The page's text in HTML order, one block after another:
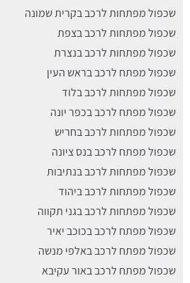
שכפול מפתחות לרכב בקרית שמונה
שכפול מפתחות לרכב בצפת
שכפול מפתחות לרכב בנצרת
שכפול מפתח לרכב בראש העין
שכפול מפתחות לרכב בלוד
שכפול מפתח לרכב בכפר יונה
שכפול מפתחות לרכב בחריש
שכפול מפתח לרכב בנס ציונה
שכפול מפתחות לרכב בנתיבות
שכפול מפתחות לרכב ביהוד
שכפול מפתחות לרכב בגני תקווה
שכפול מפתח לרכב בכוכב יאיר
שכפול מפתח לרכב באלפי מנשה
שכפול מפתח לרכב באור עקיבא